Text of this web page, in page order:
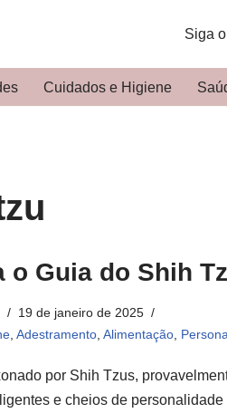
Siga
Cuidados e Higiene
o Guia do Shih
19 de janeiro de 2025
Adestramento Alimentação
por Shih Tzus,
e cheios de